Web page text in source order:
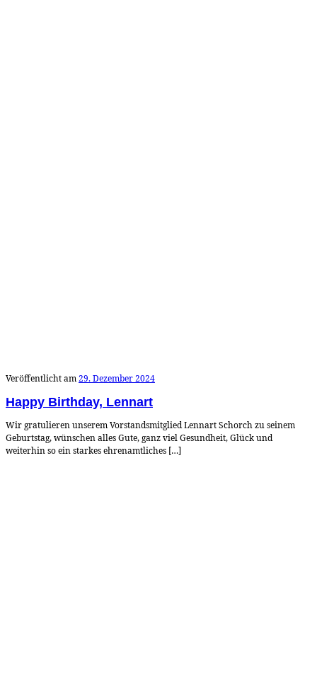
Veröffentlicht am29. Dezember 2024
Happy Birthday, Lennart
Wir gratulieren unserem Vorstandsmitglied Lennart Schorch zu seinem
Geburtstag, wünschen alles Gute, ganz viel Gesundheit, Glück und
weiterhin so ein starkes ehrenamtliches […]